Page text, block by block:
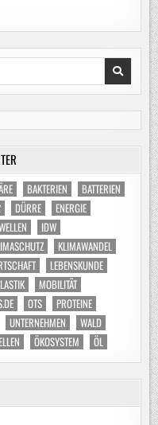
BAKTERIEN
BATTERIEN
DÜRRE
ENERGIE
IDW
KLIMAWANDEL
LEBENSKUNDE
MOBILITÄT
OTS
PROTEINE
UNTERNEHMEN
WALD
ÖKOSYSTEM ÖL